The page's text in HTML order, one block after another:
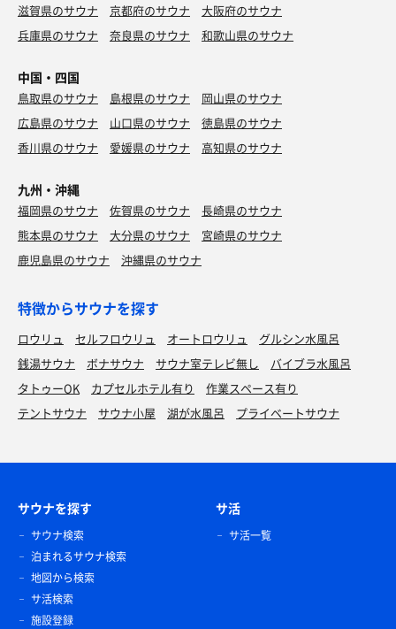
滋賀県のサウナ 京都府のサウナ
大阪府のサウナ
兵庫県のサウナ
奈良県のサウナ 和歌山県のサウナ
中国・四国
鳥取県のサウナ 島根県のサウナ
岡山県のサウナ
広島県のサウナ
山口県のサウナ
徳島県のサウナ
香川県のサウナ
愛媛県のサウナ 高知県のサウナ
九州・沖縄
福岡県のサウナ 佐賀県のサウナ
長崎県のサウナ
熊本県のサウナ
大分県のサウナ
宮崎県のサウナ
鹿児島県のサウナ
沖縄県のサウナ
特徴からサウナを探す
ロウリュ セルフロウリュ オートロウリュ
グルシン水風呂
銭湯サウナ
ボナサウナ サウナ室テレビ無し
バイブラ水風呂
タトゥーOK
カプセルホテル有り
作業スペース有り
テントサウナ
サウナ小屋 湖が水風呂 プライベートサウナ
サウナを探す
サウナ検索
泊まれるサウナ検索
地図から検索
サ活検索
施設登録
サ活
サ活一覧